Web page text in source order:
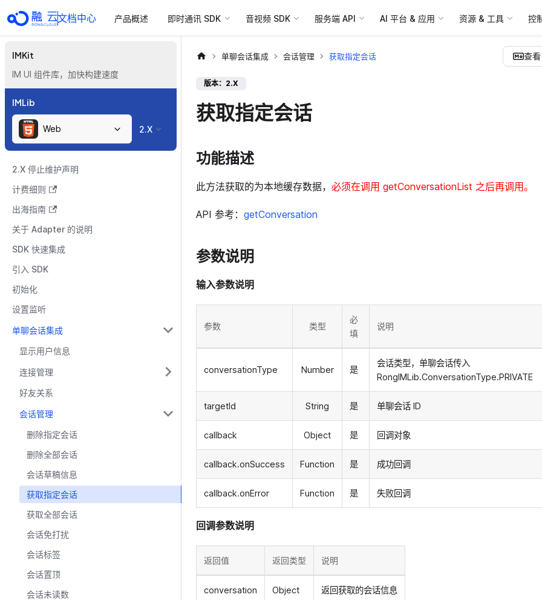
文档中心 产品概述 即时通讯 SDK 音视频 SDK 服务端 API AI 平台 & 应用 资源 & 工具 控
IMKit
IM UI 组件库，加快构建速度
IMLib
Web 2.X
2.X 停止维护声明
计费细则
出海指南
关于 Adapter 的说明
SDK 快速集成
引入 SDK
初始化
设置监听
单聊会话集成
显示用户信息
连接管理
好友关系
会话管理
删除指定会话
删除全部会话
会话草稿信息
获取指定会话
获取全部会话
会话免打扰
会话标签
会话置顶
会话未读数
单聊会话集成 会话管理 获取指定会话 查
版本：2.X
获取指定会话
功能描述
此方法获取的为本地缓存数据， 必须在调用 getConversationList 之后再调用。
API 参考： getConversation
参数说明
输入参数说明
参数 类型
必
填
说明
conversationType Number 是
会话类型，单聊会话传入
RongIMLib.ConversationType.PRIVATE
targetId String 是 单聊会话 ID
callback Object 是 回调对象
callback.onSuccess Function 是 成功回调
callback.onError Function 是 失败回调
回调参数说明
返回值 返回类型 说明
conversation Object 返回获取的会话信息